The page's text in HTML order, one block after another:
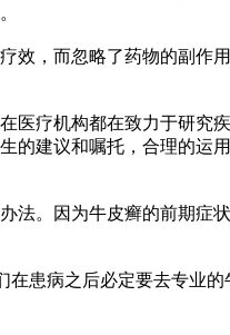
，而忽略了药物的副作
疗机构都在致力于研究
的建议和嘱托，合理的运
。因为牛皮癣的前期症
患病之后必定要去专业